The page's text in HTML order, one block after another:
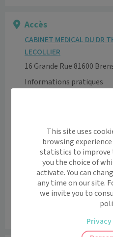
Accès
CABINET MEDICAL DU DR
LECOLLIER
16 Grande Rue 81600
Informations pratiques
−
This site uses
browsing
statistics to improve
you the choice of
activate. You can
any time on our site.
we invite you to